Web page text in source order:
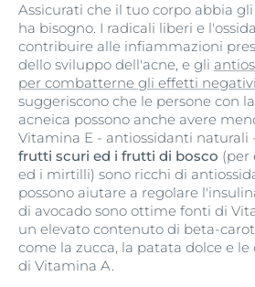
Assicurati che il tuo corpo abbia
ha bisogno. I radicali liberi e
contribuire alle infiammazioni
dello sviluppo dell'acne, e gli
per combatterne gli effetti negativi
suggeriscono che le persone con
acneica possono anche avere
Vitamina E - antiossidanti naturali
frutti scuri ed i frutti di bosco (per
ed i mirtilli) sono ricchi di
possono aiutare a regolare
di avocado sono ottime fonti di
un elevato contenuto di beta-
come la zucca, la patata dolce e le
di Vitamina A.